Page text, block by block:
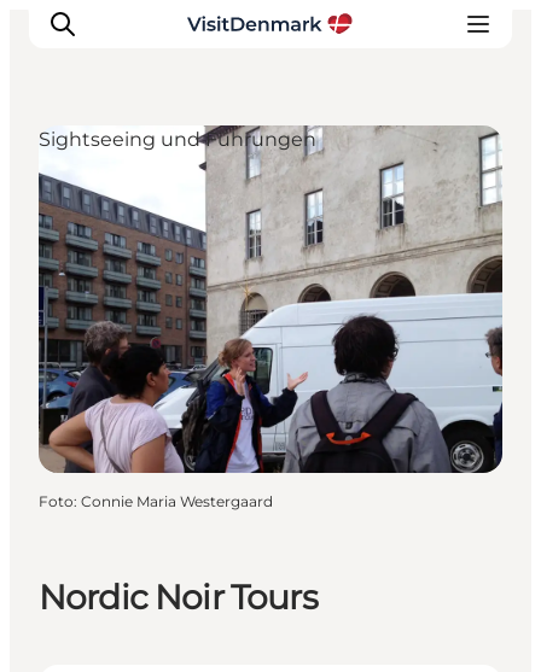
Inspiration
Regionen
Erlebnisse
Unterkünfte
Reiseplanung
Nordic Noir Tours
Sightseeing und Führungen
Foto: Connie Maria Westergaard